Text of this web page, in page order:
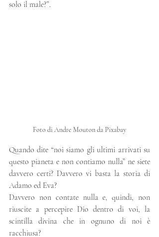
solo il male?”.
Foto di Andre Mouton da Pixabay
Quando dite “noi siamo gli ultimi arrivati su
questo pianeta e non contiamo nulla” ne siete
davvero certi? Davvero vi basta la storia di
Adamo ed Eva?
Davvero non contate nulla e, quindi, non
riuscite a percepire Dio dentro di voi, la
scintilla divina che in ognuno di noi è
racchiusa?